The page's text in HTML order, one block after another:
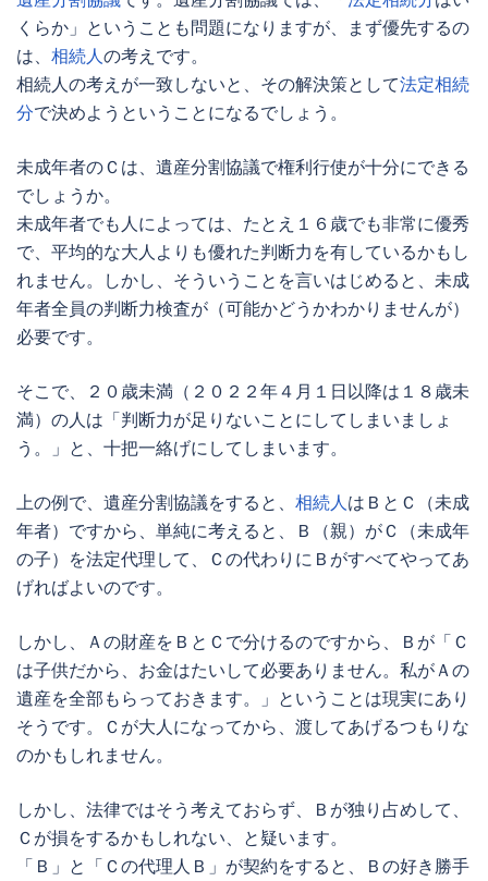
くらか」ということも問題になりますが、まず優先するの
は、 相続人 の考えです。
相続人 の考えが一致しないと、その解決策として法定相続
分で決めようということになるでしょう。
未成年者のＣは、 遺産分割協議で権利行使が十分にできる
でしょうか。
未成年者でも人によっては、たとえ１６歳でも非常に優秀
で、平均的な大人よりも優れた判断力を有しているかもし
れません。しかし、そういうことを言いはじめると、 未成
年者全員の判断力検査が（可能かどうかわかりませんが）
必要です。
そこで、２０歳未満（２０２２年４月１日以降は１８歳未
満）の人は「判断力が足りないことにしてしまいましょ
う。」と、十把一絡げにしてしまいます。
上の例で、 遺産分割協議をすると、 相続人 はＢとＣ（未成
年者）ですから、単純に考えると、Ｂ（親）がＣ（未成年
の子）を法定代理して、Ｃの代わりにＢがすべてやってあ
げればよいのです。
しかし、Ａの財産をＢとＣで分けるのですから、Ｂが「Ｃ
は子供だから、お金はたいして必要ありません。私がＡの
遺産を全部もらっておきます。」ということは現実にあり
そうです。Ｃが大人になってから、渡してあげるつもりな
のかもしれません。
しかし、法律ではそう考えておらず、Ｂが独り占めして、
Ｃが損をするかもしれない、と疑います。
「Ｂ」と「Ｃの代理人Ｂ」が契約をすると、Ｂの好き勝手